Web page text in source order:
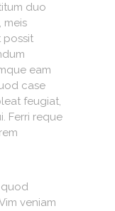
duo
meis
possit
eam
case
feugiat,
Ferri reque
quod
veniam